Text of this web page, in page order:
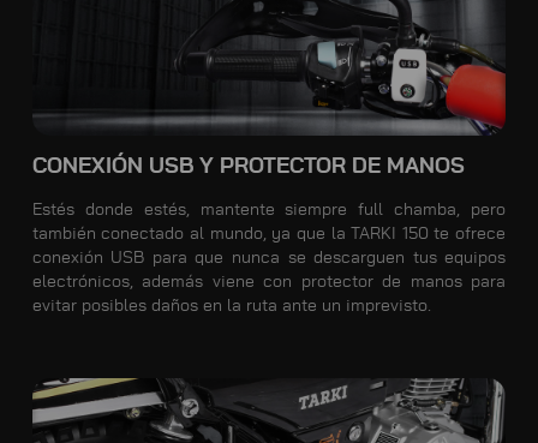
CONEXIÓN USB Y PROTECTOR DE MANOS
Estés donde estés, mantente siempre full chamba, pero
también conectado al mundo, ya que la TARKI 150 te ofrece
conexión USB para que nunca se descarguen tus equipos
electrónicos, además viene con protector de manos para
evitar posibles daños en la ruta ante un imprevisto.